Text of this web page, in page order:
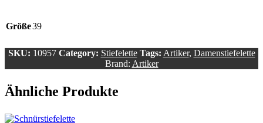
Größe39
SKU: 10957 Category: Stiefelette Tags: Artiker, Damenstiefelette
Brand: Artiker
Ähnliche Produkte